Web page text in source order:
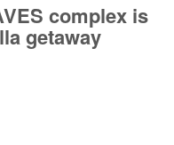
complex is
getaway